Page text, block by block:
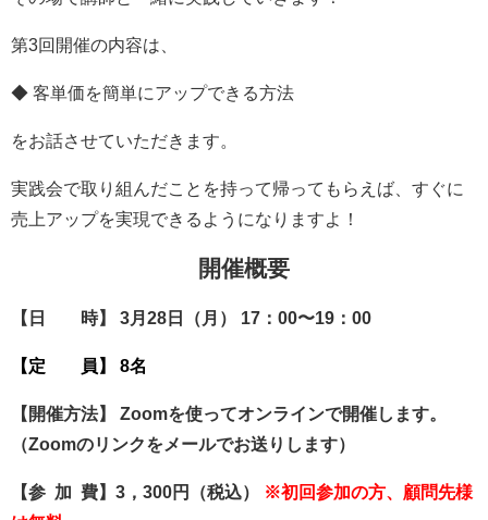
第3回開催の内容は、
◆ 客単価を簡単にアップできる方法
をお話させていただきます。
実践会で取り組んだことを持って帰ってもらえば、すぐに
売上アップを実現できるようになりますよ！
開催概要
【日 時】 3月28日（月） 17：00〜19：00
【定 員】 8名
【開催方法】 Zoomを使ってオンラインで開催します。
（Zoomのリンクをメールでお送りします）
【参 加 費】3 ，300円（税込）
※初回参加の方、顧問先様